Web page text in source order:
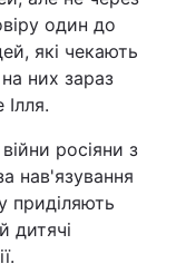
один до
які чекають
них зараз
росіяни з
нав'язування
приділяють
дитячі